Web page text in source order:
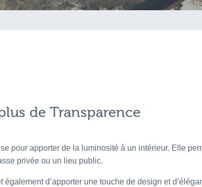
de Transparence
pour apporter de la luminosité à un intérieur. Elle
privée ou un lieu public.
également d’apporter une touche de design et